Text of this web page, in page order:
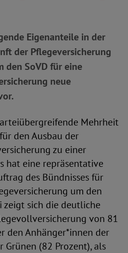
Eigenanteile in der
der Pflegeversicherung
den SoVD für eine
neue
Mehrheit
den Ausbau der
zu einer
hat eine repräsentative
des Bündnisses für
um den
zeigt sich die deutliche
von 81
den Anhänger*innen der
Grünen (82 Prozent), als